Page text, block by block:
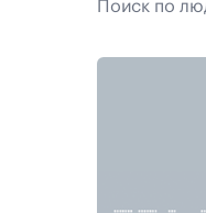
Поиск по